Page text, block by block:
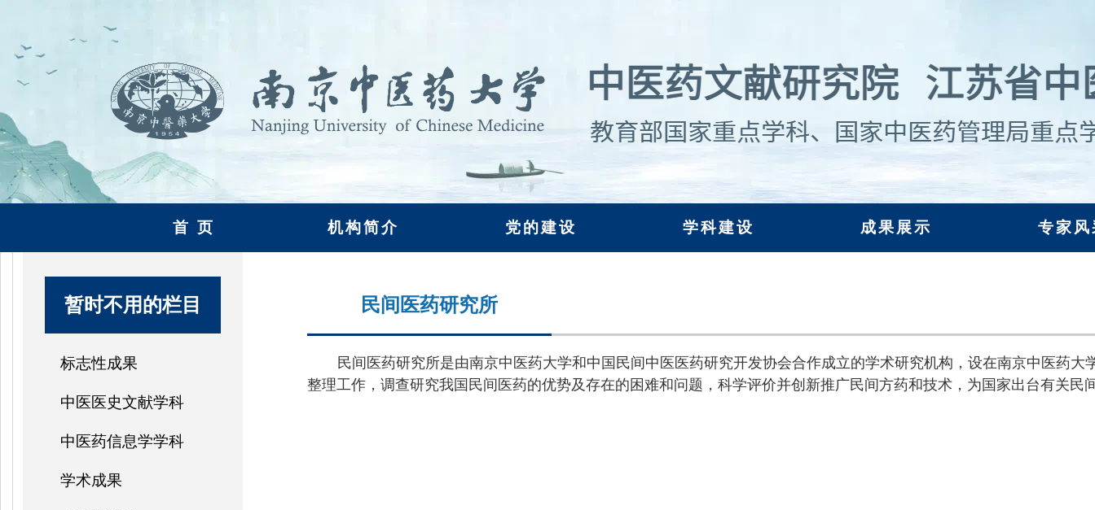
首 页 机构简介 党的建设 学科建设 成果展示 专家风
暂时不用的栏目
标志性成果
中医医史文献学科
中医药信息学学科
学术成果
民间医药研究所
民间医药研究所是由南京中医药大学和中国民间中医医药研究开发协会合作成立的学术研究机构，设在南京中医药
整理工作，调查研究我国民间医药的优势及存在的困难和问题，科学评价并创新推广民间方药和技术，为国家出台有关民